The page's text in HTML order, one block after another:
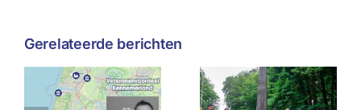
Gerelateerde berichten
Herdenking
Slag bij het
afgelasting
van